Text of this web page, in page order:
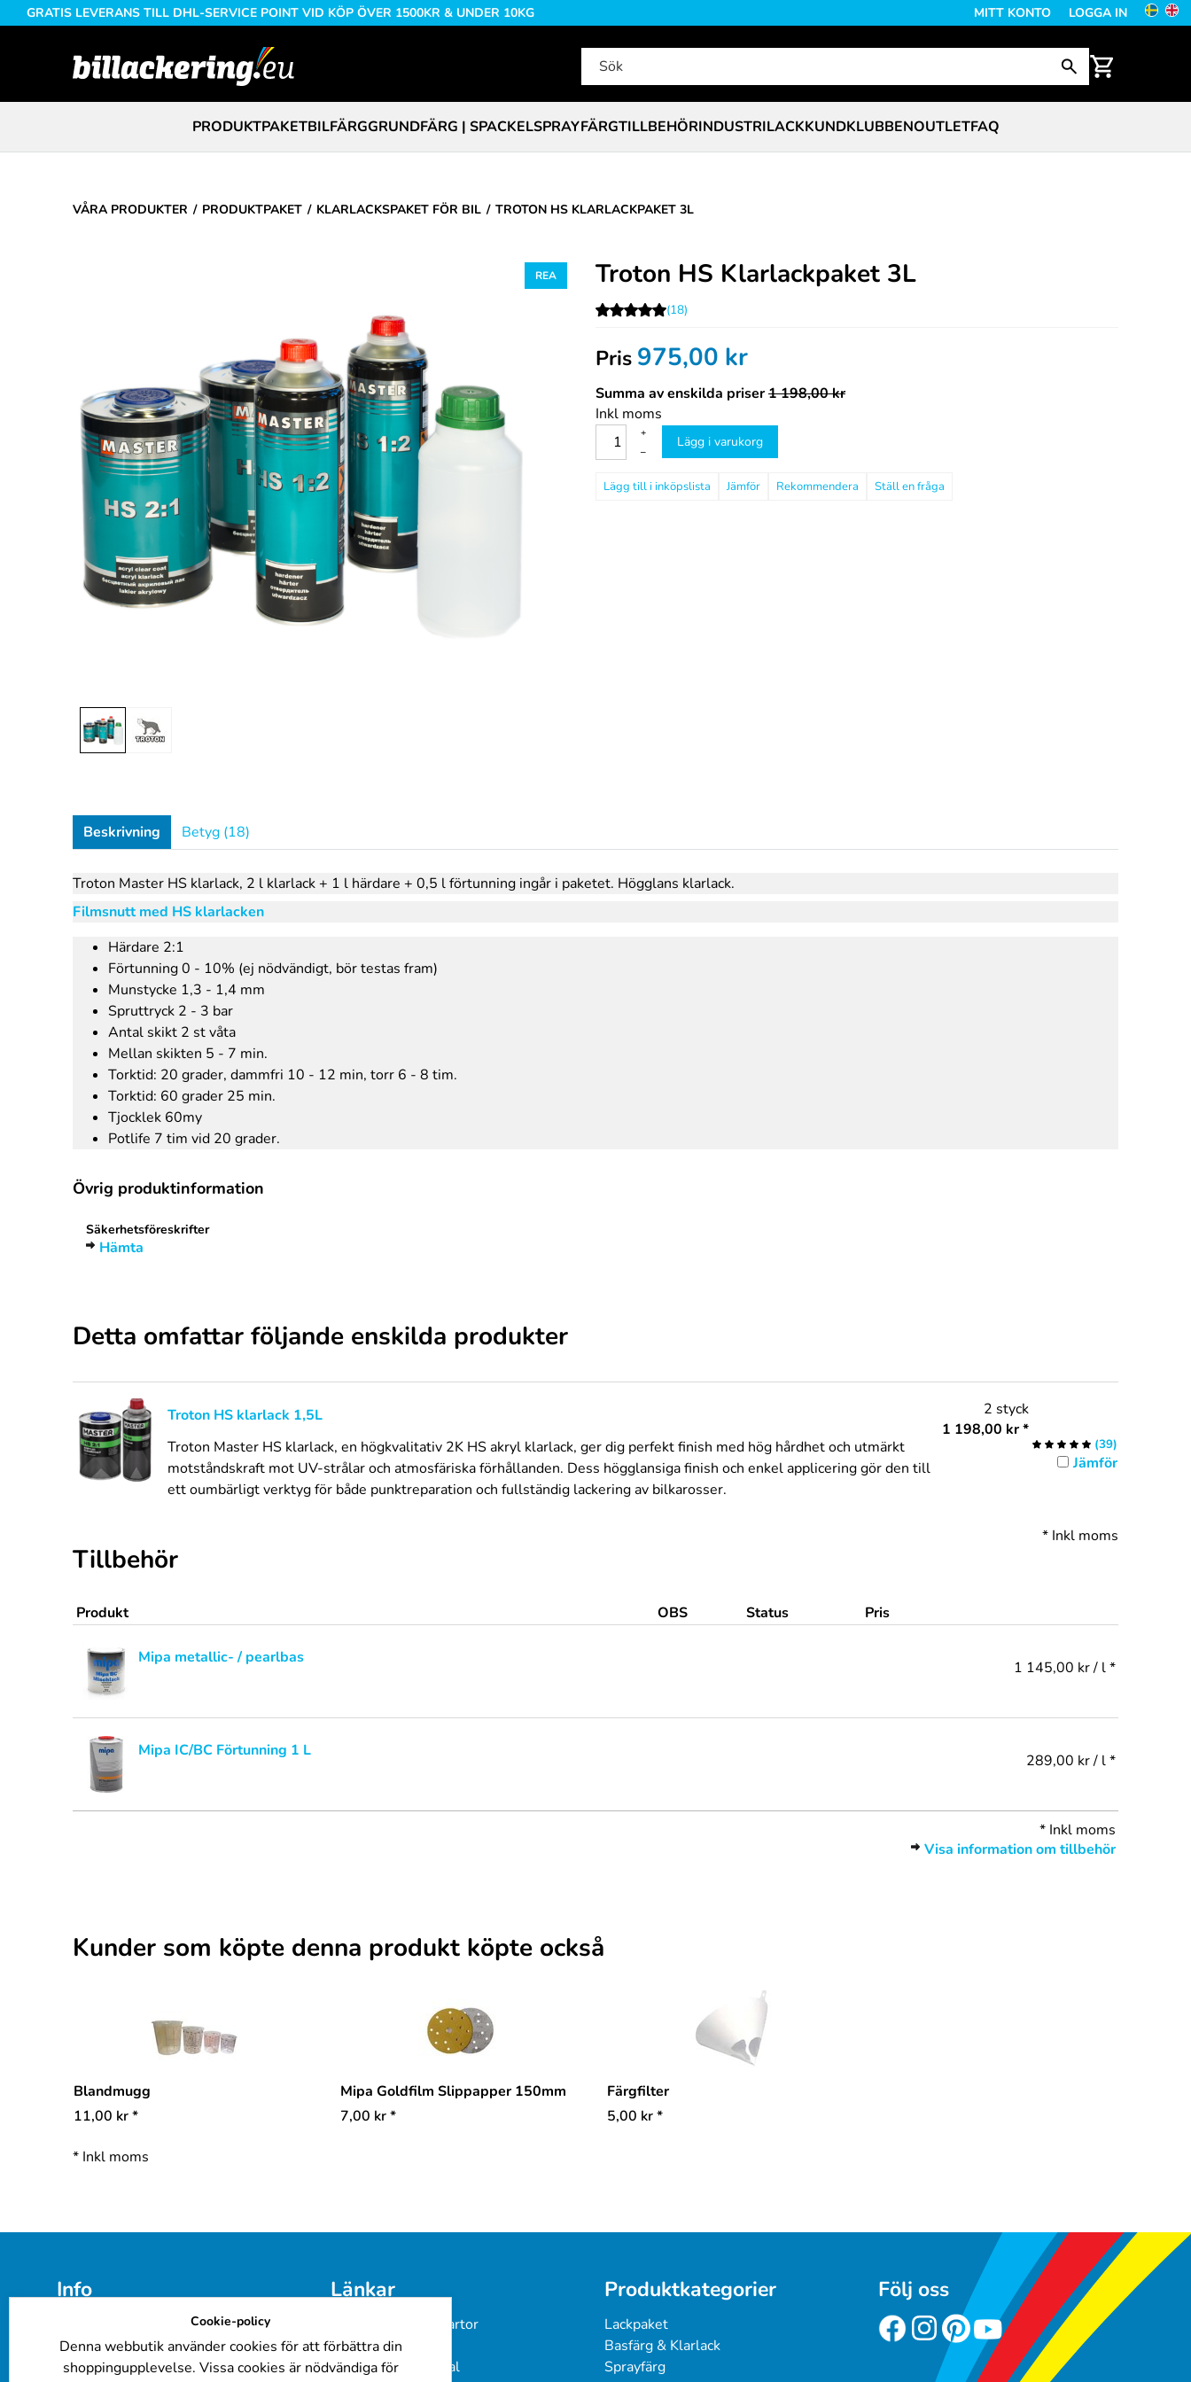
GRATIS LEVERANS TILL DHL-SERVICE POINT VID KÖP ÖVER 1500KR & UNDER 10KG MITT KONTO LOGGA IN
PRODUKTPAKETBILFÄRGGRUNDFÄRG | SPACKELSPRAYFÄRGTILLBEHÖRINDUSTRILACKKUNDKLUBBENOUTLETFAQ
VÅRA PRODUKTER PRODUKTPAKET KLARLACKSPAKET FÖR BIL TROTON HS KLARLACKPAKET 3L
Troton HS Klarlackpaket 3L
(18)
Pris 975,00 kr
Summa av enskilda priser1 198,00 kr
Inkl moms
+
–
Lägg i varukorg
Jämför Rekommendera Ställ en fråga
Beskrivning Betyg (18)
Troton Master HS klarlack, 2 l klarlack + 1 l härdare + 0,5 l förtunning ingår i paketet. Högglans klarlack.
Filmsnutt med HS klarlacken
Härdare 2:1
Förtunning 0 - 10% (ej nödvändigt, bör testas fram)
Munstycke 1,3 - 1,4 mm
Spruttryck 2 - 3 bar
Antal skikt 2 st våta
Mellan skikten 5 - 7 min.
Torktid: 20 grader, dammfri 10 - 12 min, torr 6 - 8 tim.
Torktid: 60 grader 25 min.
Tjocklek 60my
Potlife 7 tim vid 20 grader.
Övrig produktinformation
Säkerhetsföreskrifter
Hämta
Detta omfattar följande enskilda produkter
Troton HS klarlack 1,5L
Troton Master HS klarlack, en högkvalitativ 2K HS akryl klarlack, ger dig perfekt finish med hög hårdhet och utmärkt
motståndskraft mot UV-strålar och atmosfäriska förhållanden. Dess högglansiga finish och enkel applicering gör den till
ett oumbärligt verktyg för både punktreparation och fullständig lackering av bilkarosser.
2 styck
1 198,00 kr*
(39)
Jämför
* Inkl moms
Tillbehör
Produkt OBS Status Pris
Mipa metallic- / pearlbas
1 145,00 kr / l *
Mipa IC/BC Förtunning 1 L
289,00 kr / l *
* Inkl moms
Visa information om tillbehör
Kunder som köpte denna produkt köpte också
Blandmugg
11,00 kr*
Mipa Goldfilm Slippapper 150mm
7,00 kr*
Färgfilter
5,00 kr*
* Inkl moms
Info
info@billackering.eu
Om oss
Integritetspolicy
Länkar
Färgkoder & Färgkartor
Företagskunder
Billackeringsmanual
Produktkategorier
Lackpaket
Basfärg & Klarlack
Sprayfärg
Följ oss
Cookie-policy
Denna webbutik använder cookies för att förbättra din
shoppingupplevelse. Vissa cookies är nödvändiga för